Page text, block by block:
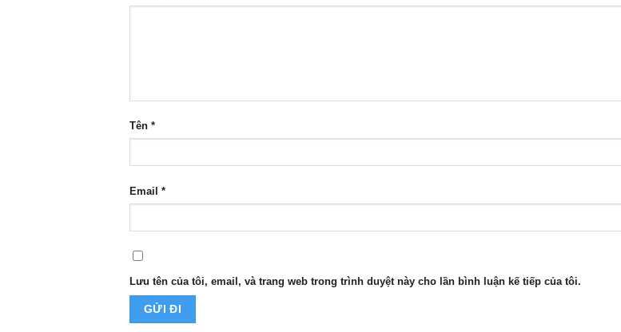
Tên *
Email *
Lưu tên của tôi, email, và trang web trong trình duyệt này cho lần bình luận kế tiếp của tôi.